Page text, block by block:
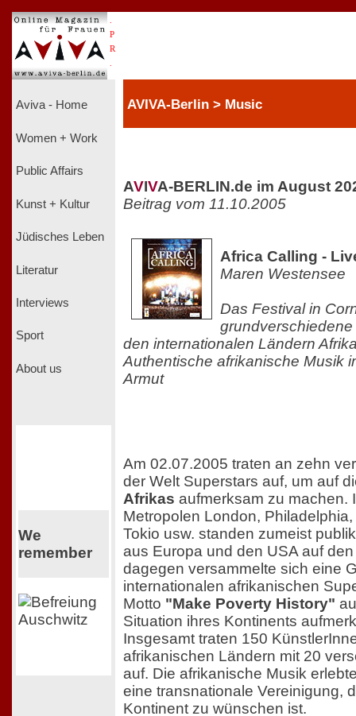
P
R
Aviva - Home
Women + Work
Public Affairs
Kunst + Kultur
Jüdisches Leben
Literatur
Interviews
Sport
About us
We
remember
AVIVA-Berlin > Music
AVIVA-BERLIN.de im August
Beitrag vom 11.10.2005
Africa Calling -
Maren Westensee
Das Festival in
den internationalen Ländern
Authentische afrikanische Musik
Armut
Am 02.07.2005 traten an zehn
der Welt Superstars auf, um auf
Afrikas aufmerksam zu machen.
Metropolen London,
Tokio usw. standen zumeist
aus Europa und den USA auf
dagegen versammelte sich eine
internationalen afrikanischen
Motto "Make Poverty History"
Situation ihres Kontinents
Insgesamt traten 150
afrikanischen Ländern mit 20
auf. Die afrikanische Musik
eine transnationale Vereinigung,
Kontinent zu wünschen ist.